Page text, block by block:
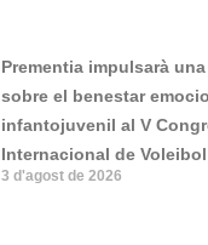
Prementia impulsarà
sobre el benestar
infantojuvenil al V
Internacional de Voleibol
3 d'agost de 2026